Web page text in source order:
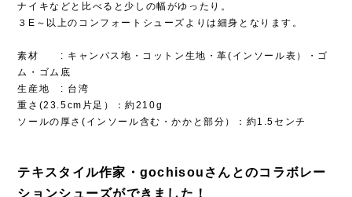
ナイキなどと比べると少しの幅がゆったり。
３E～以上のコンフォートシューズよりは細身となります。
素材 : キャンパス地・コットン生地・革(インソール表）・ゴ
ム・ゴム底
生産地 : 台湾
重さ(23.5cm片足）：約210g
ソールの厚さ(インソール含む・かかと部分）：約1.5センチ
テキスタイル作家・gochisouさんとのコラボレー
ションシューズができました！